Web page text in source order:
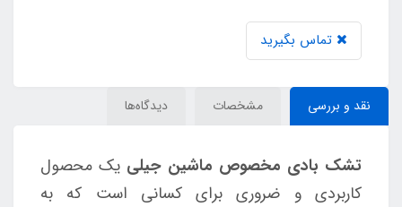
تماس بگیرید
نقد و بررسی مشخصات دیدگاه‌ها
تشک بادی مخصوص ماشین جیلی یک محصول
کاربردی و ضروری برای کسانی است که به